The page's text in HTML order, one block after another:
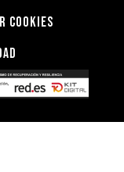
Cookies